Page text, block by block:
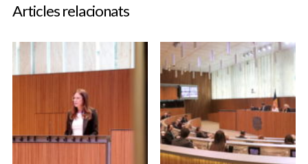
Articles relacionats